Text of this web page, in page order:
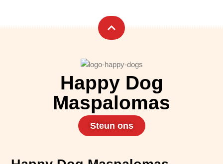
Happy Dog
Maspalomas
Steun ons